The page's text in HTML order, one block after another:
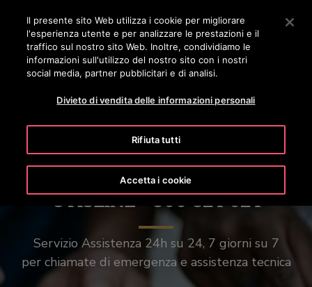
Premere Invio per passare al contenuto principale
RICERCA
OTISLINE® 800 824 024
Servizio Assistenza 24h su 24, 7 giorni su 7
per chiamate di emergenza e assistenza tecnica
Il presente sito Web utilizza i cookie per migliorare
l'esperienza utente e per analizzare le prestazioni e il
traffico sul nostro sito Web. Inoltre, condividiamo le
informazioni sull'utilizzo del nostro sito con i nostri
social media, partner pubblicitari e di analisi.
Divieto di vendita delle informazioni personali
Rifiuta tutti
Accetta i cookie